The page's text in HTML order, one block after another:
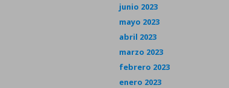
junio 2023
mayo 2023
abril 2023
marzo 2023
febrero 2023
enero 2023